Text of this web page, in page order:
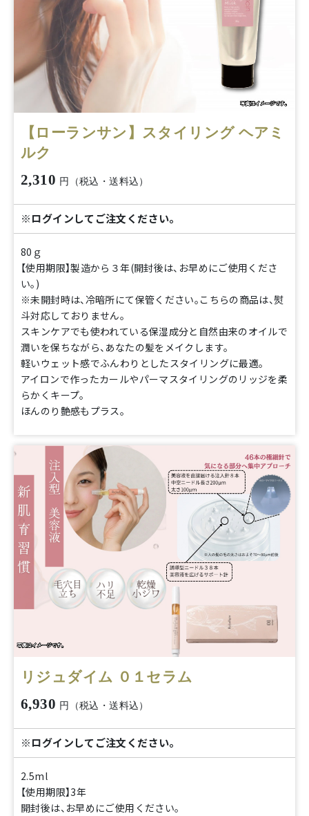
【ローランサン】スタイリング ヘアミ
ルク
2,310 円（税込・送料込）
※ログインしてご注文ください。
80ｇ
【使用期限】製造から３年(開封後は、お早めにご使用くださ
い。)
※未開封時は、冷暗所にて保管ください。こちらの商品は、熨
斗対応しておりません。
スキンケアでも使われている保湿成分と自然由来のオイルで
潤いを保ちながら、あなたの髪をメイクします。
軽いウェット感でふんわりとしたスタイリングに最適。
アイロンで作ったカールやパーマスタイリングのリッジを柔
らかくキープ。
ほんのり艶感もプラス。
リジュダイム ０１セラム
6,930 円（税込・送料込）
※ログインしてご注文ください。
2.5ml
【使用期限】3年
開封後は、お早めにご使用ください。